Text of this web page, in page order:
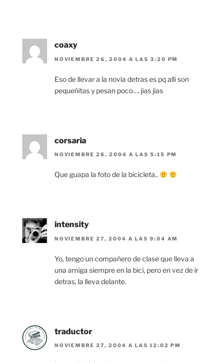
coaxy
NOVIEMBRE 26, 2004 A LAS 3:20 PM
Eso de llevar a la novia detras es pq alli son
pequeñitas y pesan poco…. jias jias
corsaria
NOVIEMBRE 26, 2004 A LAS 5:15 PM
Que guapa la foto de la bicicleta..
intensity
NOVIEMBRE 27, 2004 A LAS 9:04 AM
Yo, tengo un compañero de clase que lleva a
una amiga siempre en la bici, pero en vez de ir
detras, la lleva delante.
traductor
NOVIEMBRE 27, 2004 A LAS 12:02 PM